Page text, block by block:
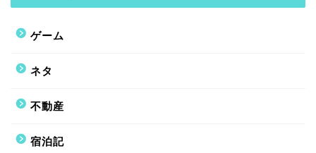
ゲーム
ネタ
不動産
宿泊記